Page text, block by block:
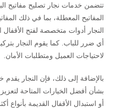
تتضمن خدمات نجار تصليح مفاتيح
المفاتيح المعطلة، بما في ذلك
النجار أدوات متخصصة لفتح
أي ضرر للباب. كما يقوم النجار
لاحتياجات العميل ومتطلبات الأمان.
بالإضافة إلى ذلك، فإن النجار يقدم
بشأن أفضل الخيارات المتاحة
أو استبدال الأقفال القديمة بأنواع